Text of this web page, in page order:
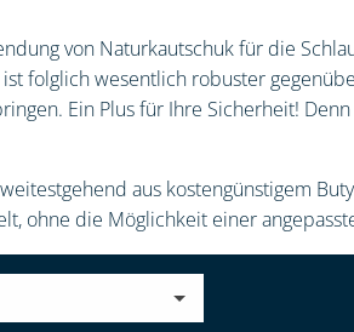
von Naturkautschuk für die
folglich wesentlich robuster
Ein Plus für Ihre Sicherheit!
aus kostengünstigem
ohne die Möglichkeit einer